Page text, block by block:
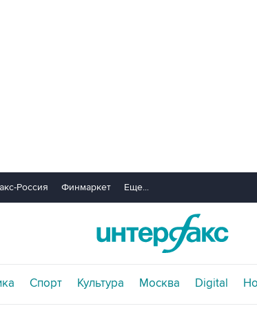
Россия Финмаркет Еще...
Спорт Культура Москва Digital